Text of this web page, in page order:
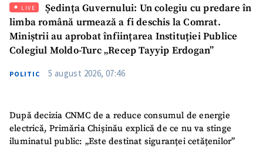
LIVE
Ședința Guvernului: Un colegiu cu predare în
limba română urmează a fi deschis la Comrat.
Miniștrii au aprobat înființarea Instituției Publice
Colegiul Moldo-Turc „Recep Tayyip Erdogan”
POLITIC 5 august 2026, 07:46
După decizia CNMC de a reduce consumul de energie
electrică, Primăria Chișinău explică de ce nu va stinge
iluminatul public: „Este destinat siguranței cetățenilor”
Mesajul știrei
+ Mesajul știrei
CONTACT SURSĂ
Sursă anonimă
Email+ Emailul meu